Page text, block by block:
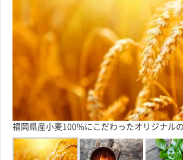
福岡県産小麦100%にこだわったオリジナル